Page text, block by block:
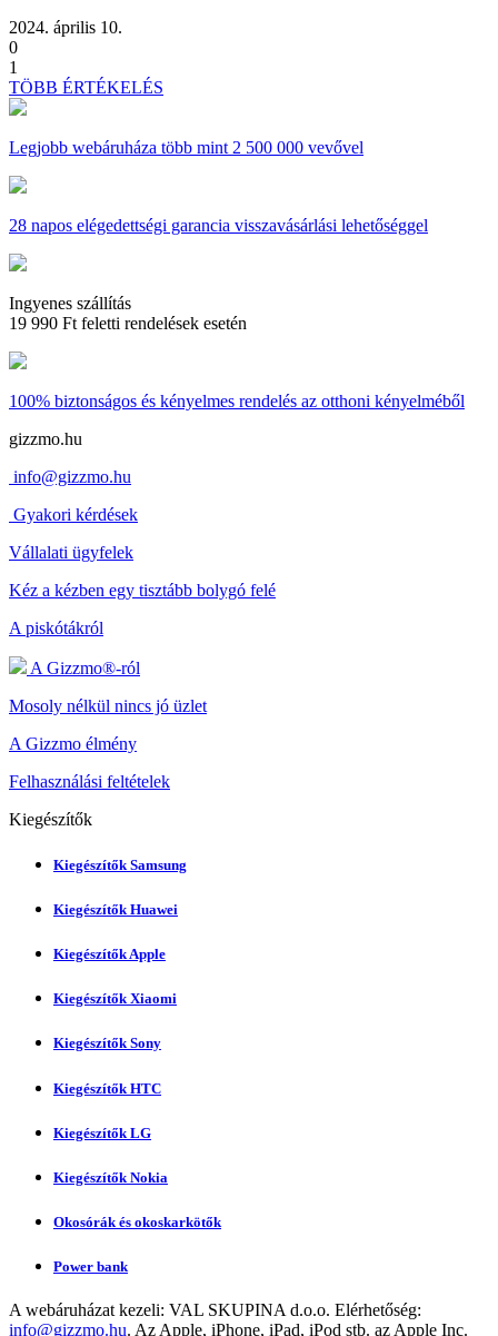
2024. április 10.
0
1
TÖBB ÉRTÉKELÉS
Legjobb webáruháza több mint 2 500 000 vevővel
28 napos elégedettségi garancia visszavásárlási lehetőséggel
Ingyenes szállítás
19 990 Ft feletti rendelések esetén
100% biztonságos és kényelmes rendelés az otthoni kényelméből
gizzmo.hu
info@gizzmo.hu
Gyakori kérdések
Vállalati ügyfelek
Kéz a kézben egy tisztább bolygó felé
A piskótákról
A Gizzmo®-ról
Mosoly nélkül nincs jó üzlet
A Gizzmo élmény
Felhasználási feltételek
Kiegészítők
Kiegészítők Samsung
Kiegészítők Huawei
Kiegészítők Apple
Kiegészítők Xiaomi
Kiegészítők Sony
Kiegészítők HTC
Kiegészítők LG
Kiegészítők Nokia
Okosórák és okoskarkötők
Power bank
A webáruházat kezeli: VAL SKUPINA d.o.o. Elérhetőség:
info@gizzmo.hu. Az Apple, iPhone, iPad, iPod stb. az Apple Inc.